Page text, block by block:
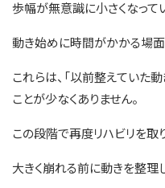
歩幅が無意識に小さくなって
動き始めに時間がかかる場
これらは、「以前整えていた
ことが少なくありません。
この段階で再度リハビリを取
大きく崩れる前に動きを整理